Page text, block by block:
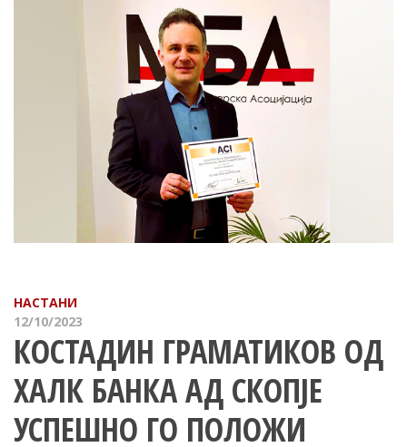
НАСТАНИ
12/10/2023
КОСТАДИН ГРАМАТИКОВ ОД
ХАЛК БАНКА АД СКОПЈЕ
УСПЕШНО ГО ПОЛОЖИ